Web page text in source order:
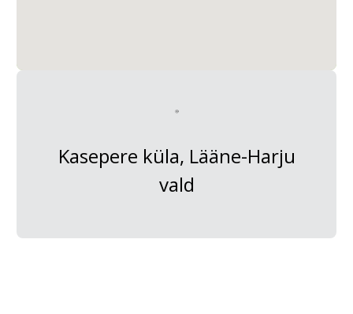
Kasepere küla, Lääne-Harju
vald